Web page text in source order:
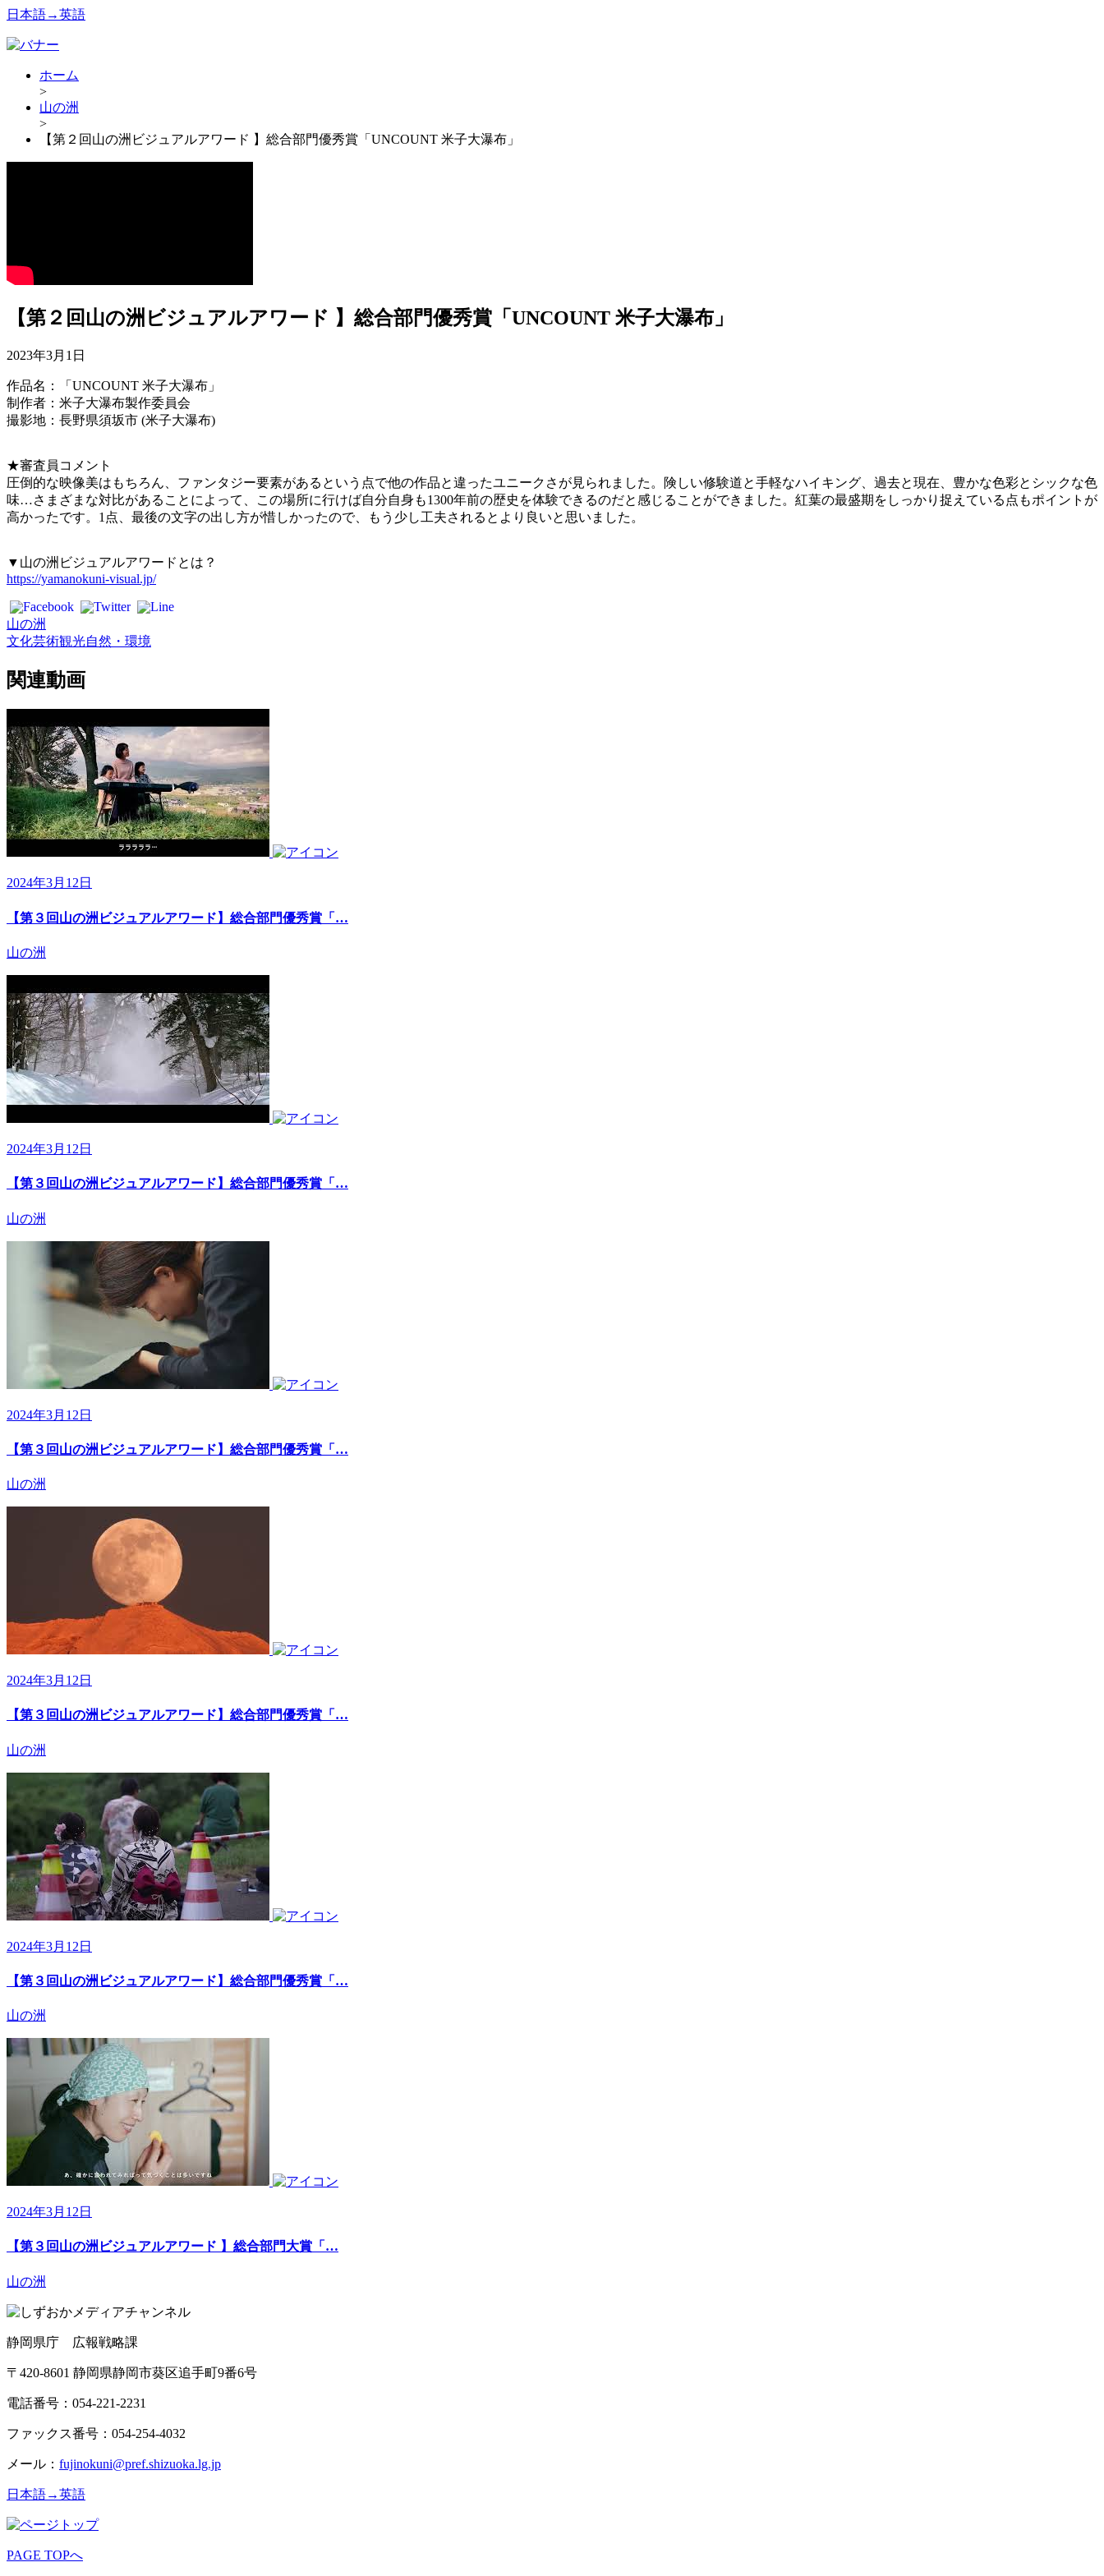
日本語→英語
ホーム
>
山の洲
>
【第２回山の洲ビジュアルアワード 】総合部門優秀賞「UNCOUNT 米子大瀑布」
【第２回山の洲ビジュアルアワード 】総合部門優秀賞「UNCOUNT 米子大瀑布」
2023年3月1日
作品名：「UNCOUNT 米子大瀑布」
制作者：米子大瀑布製作委員会
撮影地：長野県須坂市 (米子大瀑布)
★審査員コメント
圧倒的な映像美はもちろん、ファンタジー要素があるという点で他の作品と違ったユニークさが見られました。険しい修験道と手軽なハイキング、過去と現在、豊かな色彩とシックな色
味…さまざまな対比があることによって、この場所に行けば自分自身も1300年前の歴史を体験できるのだと感じることができました。紅葉の最盛期をしっかり捉えている点もポイントが
高かったです。1点、最後の文字の出し方が惜しかったので、もう少し工夫されるとより良いと思いました。
▼山の洲ビジュアルアワードとは？
https://yamanokuni-visual.jp/
山の洲
文化芸術観光自然・環境
関連動画
2024年3月12日
【第３回山の洲ビジュアルアワード】総合部門優秀賞「…
山の洲
2024年3月12日
【第３回山の洲ビジュアルアワード】総合部門優秀賞「…
山の洲
2024年3月12日
【第３回山の洲ビジュアルアワード】総合部門優秀賞「…
山の洲
2024年3月12日
【第３回山の洲ビジュアルアワード】総合部門優秀賞「…
山の洲
2024年3月12日
【第３回山の洲ビジュアルアワード】総合部門優秀賞「…
山の洲
2024年3月12日
【第３回山の洲ビジュアルアワード 】総合部門大賞「…
山の洲
静岡県庁 広報戦略課
〒420-8601 静岡県静岡市葵区追手町9番6号
電話番号：054-221-2231
ファックス番号：054-254-4032
メール： fujinokuni@pref.shizuoka.lg.jp
日本語→英語
PAGE TOPへ